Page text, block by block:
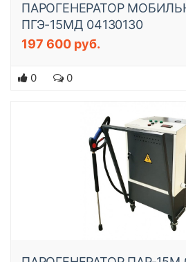
ПАРОГЕНЕРАТОР
ПГЭ-15МД 04130130
197 600 руб.
0 0